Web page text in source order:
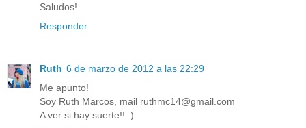
Saludos!
Responder
Ruth 6 de marzo de 2012 a las 22:29
Me apunto!
Soy Ruth Marcos, mail ruthmc14@gmail.com
A ver si hay suerte!! :)